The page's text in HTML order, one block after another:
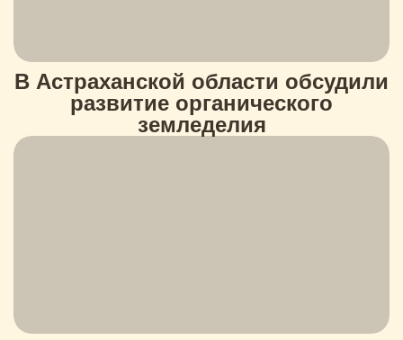
В Астраханской области обсудили
развитие органического
земледелия